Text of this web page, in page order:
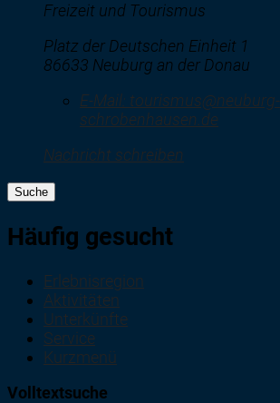
Freizeit und Tourismus
Platz der Deutschen Einheit 1
86633 Neuburg an der Donau
E-Mail: tourismus@neuburg-
schrobenhausen.de
Nachricht schreiben
Suche
Häufig gesucht
Erlebnisregion
Aktivitäten
Unterkünfte
Service
Kurzmenü
Volltextsuche